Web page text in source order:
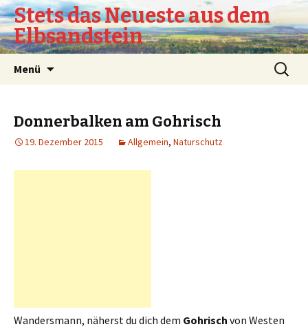
Stets das Neueste aus dem
Elbsandstein
Menü
Suchen
nach:
Donnerbalken am Gohrisch
19. Dezember 2015 Allgemein, Naturschutz
Wandersmann, näherst du dich dem Gohrisch von Westen